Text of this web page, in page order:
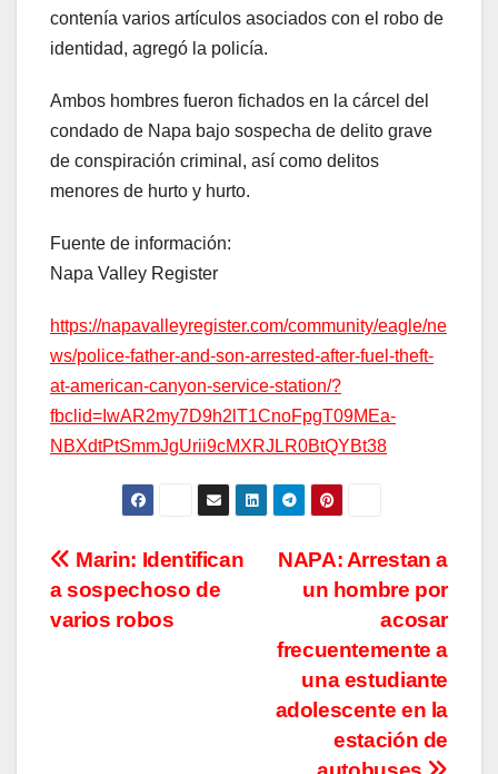
contenía varios artículos asociados con el robo de
identidad, agregó la policía.
Ambos hombres fueron fichados en la cárcel del
condado de Napa bajo sospecha de delito grave
de conspiración criminal, así como delitos
menores de hurto y hurto.
Fuente de información:
Napa Valley Register
https://napavalleyregister.com/community/eagle/ne
ws/police-father-and-son-arrested-after-fuel-theft-
at-american-canyon-service-station/?
fbclid=IwAR2my7D9h2lT1CnoFpgT09MEa-
NBXdtPtSmmJgUrii9cMXRJLR0BtQYBt38
Navegación
de
NAPA: Arrestan a
un hombre por
acosar
frecuentemente a
una estudiante
adolescente en la
estación de
Marin: Identifican
a sospechoso de
varios robos